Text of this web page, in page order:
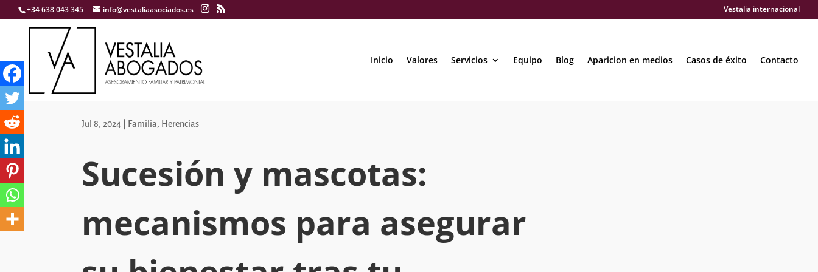
+34 638 043 345 info@vestaliaasociados.es Vestalia internacional
Inicio Valores Servicios Equipo Blog Aparicion en medios Casos de éxito Contacto
Jul 8, 2024 Familia, Herencias
Sucesión y mascotas:
mecanismos para asegurar